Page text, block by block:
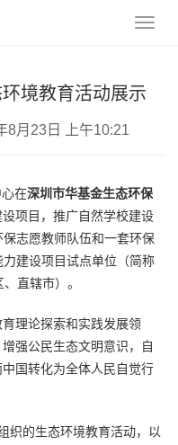
境教育活动展示
8月23日 上午10:21
在深圳市华基金生态环保
项目，推广自然学校建设
保志愿教师队伍和一套环保
建设项目试点单位（简称
直辖市）。
理论探索和实践发展领
强公民生态文明意识，自
国转化为全体人民自觉行
织的生态环境教育活动，以